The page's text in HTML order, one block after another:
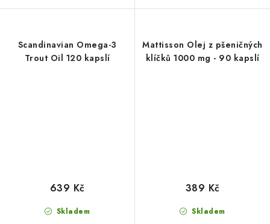
Scandinavian Omega-3
Trout Oil 120 kapslí
Skladem
639 Kč
Mattisson Olej z pšeničných
klíčků 1000 mg - 90 kapslí
Skladem
389 Kč